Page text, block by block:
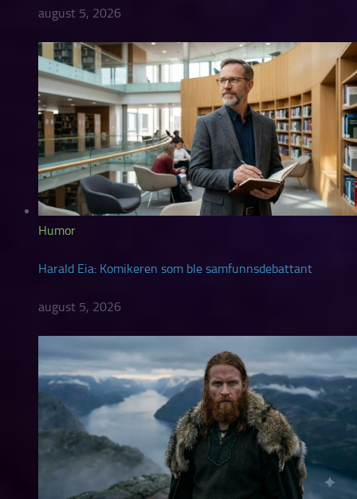
august 5, 2026
Humor
Harald Eia: Komikeren som ble samfunnsdebattant
august 5, 2026